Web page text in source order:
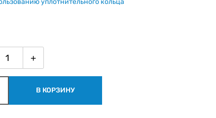
+
В КОРЗИНУ